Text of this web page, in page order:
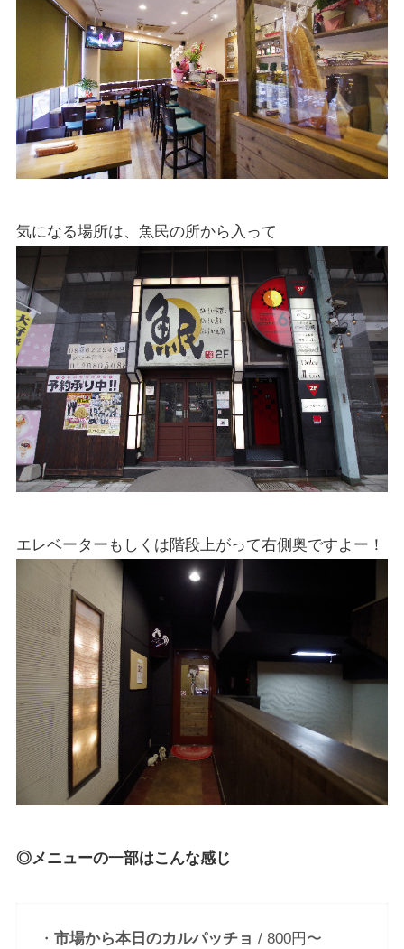
気になる場所は、魚民の所から入って
エレベーターもしくは階段上がって右側奥ですよー！
◎メニューの一部はこんな感じ
・市場から本日のカルパッチョ / 800円〜